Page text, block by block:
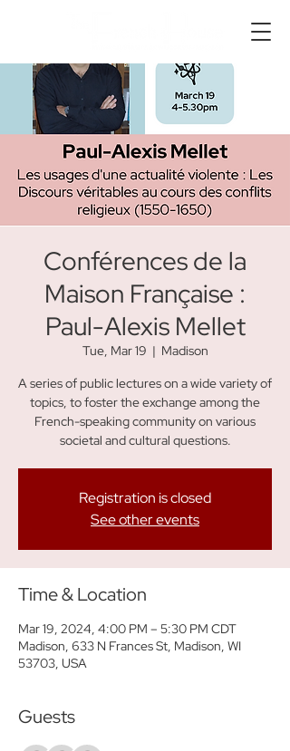
Conférences de la
Maison Française :
Paul-Alexis Mellet
Tue, Mar 19
  |
Madison
A series of public lectures on a wide variety of
topics, to foster the exchange among the
French-speaking community on various
societal and cultural questions.
Registration is closed
See other events
Time & Location
Mar 19, 2024, 4:00 PM – 5:30 PM CDT
Madison, 633 N Frances St, Madison, WI
53703, USA
Guests